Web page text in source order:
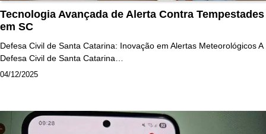
Tecnologia Avançada de Alerta Contra Tempestades
em SC
Defesa Civil de Santa Catarina: Inovação em Alertas Meteorológicos A
Defesa Civil de Santa Catarina…
04/12/2025